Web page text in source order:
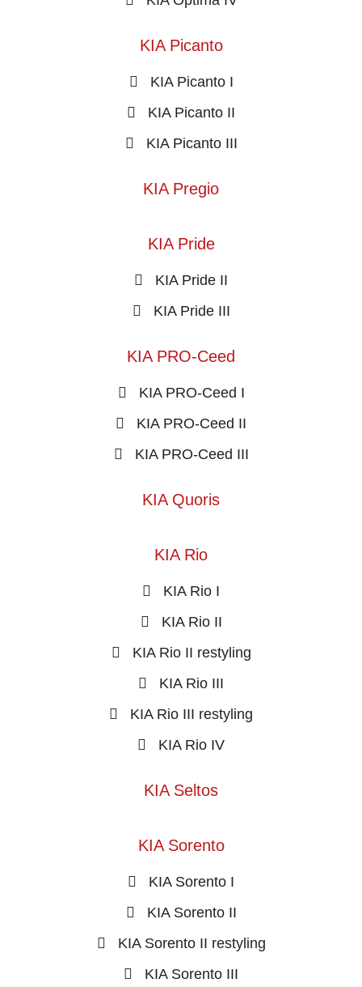
KIA Picanto
KIA Picanto I
KIA Picanto II
KIA Picanto III
KIA Pregio
KIA Pride
KIA Pride II
KIA Pride III
KIA PRO-Ceed
KIA PRO-Ceed I
KIA PRO-Ceed II
KIA PRO-Ceed III
KIA Quoris
KIA Rio
KIA Rio I
KIA Rio II
KIA Rio II restyling
KIA Rio III
KIA Rio III restyling
KIA Rio IV
KIA Seltos
KIA Sorento
KIA Sorento I
KIA Sorento II
KIA Sorento II restyling
KIA Sorento III